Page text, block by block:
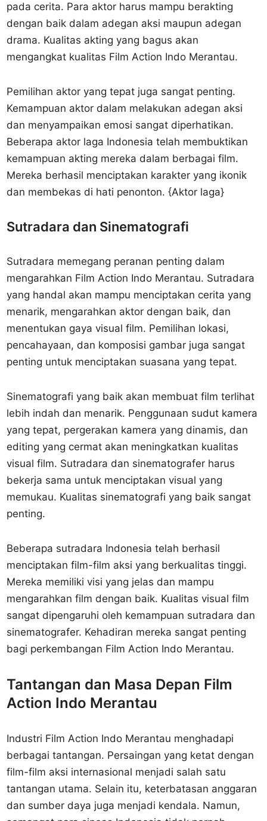
pada cerita. Para aktor harus mampu berakting
dengan baik dalam adegan aksi maupun adegan
drama. Kualitas akting yang bagus akan
mengangkat kualitas Film Action Indo Merantau.
Pemilihan aktor yang tepat juga sangat penting.
Kemampuan aktor dalam melakukan adegan aksi
dan menyampaikan emosi sangat diperhatikan.
Beberapa aktor laga Indonesia telah membuktikan
kemampuan akting mereka dalam berbagai film.
Mereka berhasil menciptakan karakter yang ikonik
dan membekas di hati penonton. {Aktor laga}
Sutradara dan Sinematografi
Sutradara memegang peranan penting dalam
mengarahkan Film Action Indo Merantau. Sutradara
yang handal akan mampu menciptakan cerita yang
menarik, mengarahkan aktor dengan baik, dan
menentukan gaya visual film. Pemilihan lokasi,
pencahayaan, dan komposisi gambar juga sangat
penting untuk menciptakan suasana yang tepat.
Sinematografi yang baik akan membuat film terlihat
lebih indah dan menarik. Penggunaan sudut kamera
yang tepat, pergerakan kamera yang dinamis, dan
editing yang cermat akan meningkatkan kualitas
visual film. Sutradara dan sinematografer harus
bekerja sama untuk menciptakan visual yang
memukau. Kualitas sinematografi yang baik sangat
penting.
Beberapa sutradara Indonesia telah berhasil
menciptakan film-film aksi yang berkualitas tinggi.
Mereka memiliki visi yang jelas dan mampu
mengarahkan film dengan baik. Kualitas visual film
sangat dipengaruhi oleh kemampuan sutradara dan
sinematografer. Kehadiran mereka sangat penting
bagi perkembangan Film Action Indo Merantau.
Tantangan dan Masa Depan Film
Action Indo Merantau
Industri Film Action Indo Merantau menghadapi
berbagai tantangan. Persaingan yang ketat dengan
film-film aksi internasional menjadi salah satu
tantangan utama. Selain itu, keterbatasan anggaran
dan sumber daya juga menjadi kendala. Namun,